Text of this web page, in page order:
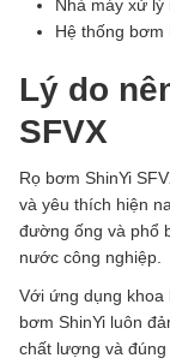
Nhà máy xử lý
Hệ thống bơm
Lý do
SFVX
Rọ bơm ShinYi
và yêu thích hiện
đường ống và phổ
nước công nghiệp.
Với ứng dụng khoa
bơm ShinYi luôn
chất lượng và